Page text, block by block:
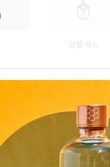
단품 박스